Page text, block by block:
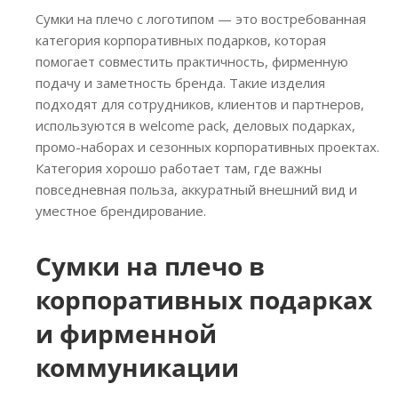
Сумки на плечо с логотипом — это востребованная
категория корпоративных подарков, которая
помогает совместить практичность, фирменную
подачу и заметность бренда. Такие изделия
подходят для сотрудников, клиентов и партнеров,
используются в welcome pack, деловых подарках,
промо-наборах и сезонных корпоративных проектах.
Категория хорошо работает там, где важны
повседневная польза, аккуратный внешний вид и
уместное брендирование.
Сумки на плечо в
корпоративных подарках
и фирменной
коммуникации